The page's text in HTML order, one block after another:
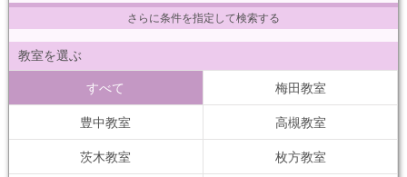
さらに条件を指定して検索する
教室を選ぶ
すべて 梅田教室
豊中教室 高槻教室
茨木教室 枚方教室